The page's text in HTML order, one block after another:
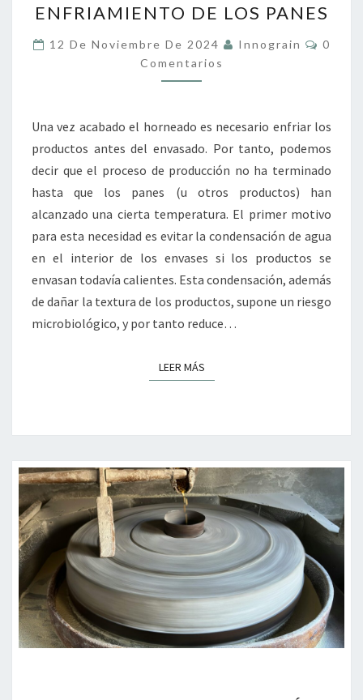
DE
LOS
PANES
ENFRIAMIENTO DE LOS PANES
12 De Noviembre De 2024 Innograin
0
Comentarios
Una vez acabado el horneado es necesario enfriar los
productos antes del envasado. Por tanto, podemos
decir que el proceso de producción no ha terminado
hasta que los panes (u otros productos) han
alcanzado una cierta temperatura. El primer motivo
para esta necesidad es evitar la condensación de agua
en el interior de los envases si los productos se
envasan todavía calientes. Esta condensación, además
de dañar la textura de los productos, supone un riesgo
microbiológico, y por tanto reduce…
LEER MÁSLEER MÁS